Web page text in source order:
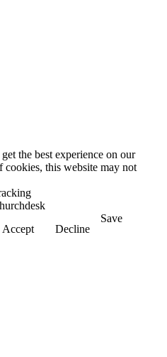
the best experience on our
cookies, this website may not
Accept
Decline
Save